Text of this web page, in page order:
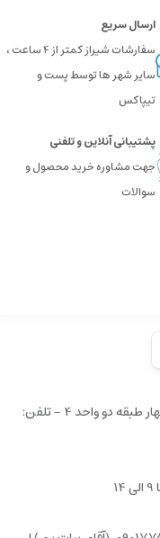
ارسال سریع
سفارشات شیراز کمتر از 4 ساعت ،
سایر شهر ها توسط پست و
تیپاکس
پشتیبانی آنلاین و تلفنی
جهت مشاوره خرید محصول و
سوالات
شیراز, خیابان ملاصدرا - کوچه 6 - ساختمان بهار طبقه دو واحد 4 - تلفن: